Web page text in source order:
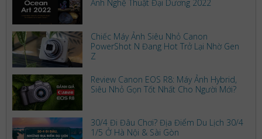
Ảnh Nghệ Thuật Đại Dương 2022
Chiếc Máy Ảnh Siêu Nhỏ Canon
PowerShot N Đang Hot Trở Lại Nhờ Gen
Z
Review Canon EOS R8: Máy Ảnh Hybrid,
Siêu Nhỏ Gọn Tốt Nhất Cho Người Mới?
30/4 Đi Đâu Chơi? Địa Điểm Du Lịch 30/4
1/5 Ở Hà Nội & Sài Gòn